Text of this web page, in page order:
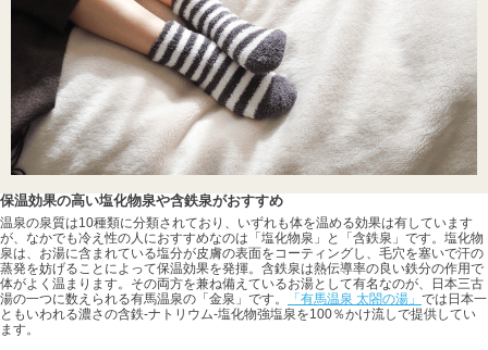
保温効果の高い塩化物泉や含鉄泉がおすすめ
温泉の泉質は10種類に分類されており、いずれも体を温める効果は有しています
が、なかでも冷え性の人におすすめなのは「塩化物泉」と「含鉄泉」です。塩化物
泉は、お湯に含まれている塩分が皮膚の表面をコーティングし、毛穴を塞いで汗の
蒸発を妨げることによって保温効果を発揮。含鉄泉は熱伝導率の良い鉄分の作用で
体がよく温まります。その両方を兼ね備えているお湯として有名なのが、日本三古
湯の一つに数えられる有馬温泉の「金泉」です。
「有馬温泉 太閤の湯」 では日本一
ともいわれる濃さの含鉄-ナトリウム-塩化物強塩泉を100％かけ流しで提供してい
ます。